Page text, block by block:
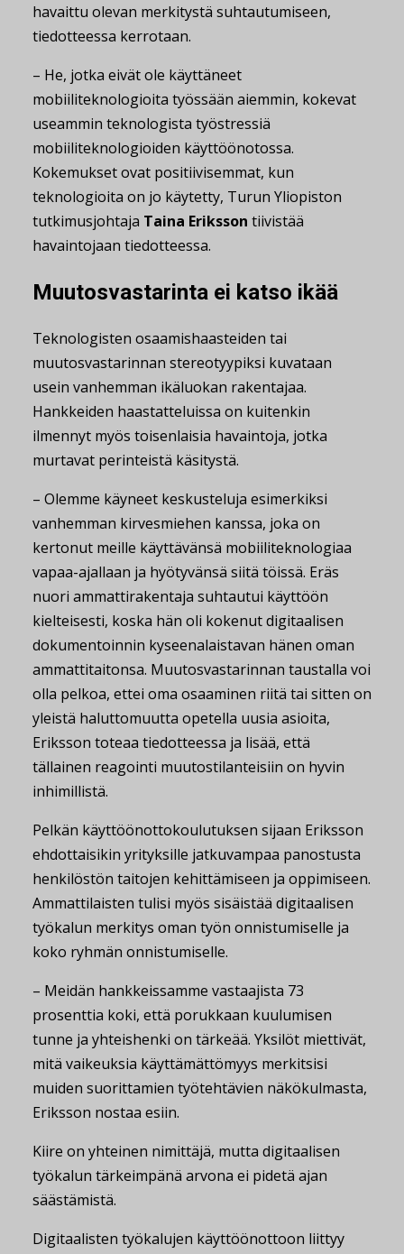
havaittu olevan merkitystä suhtautumiseen,
tiedotteessa kerrotaan.
– He, jotka eivät ole käyttäneet
mobiiliteknologioita työssään aiemmin, kokevat
useammin teknologista työstressiä
mobiiliteknologioiden käyttöönotossa.
Kokemukset ovat positiivisemmat, kun
teknologioita on jo käytetty, Turun Yliopiston
tutkimusjohtaja Taina Eriksson tiivistää
havaintojaan tiedotteessa.
Muutosvastarinta ei katso ikää
Teknologisten osaamishaasteiden tai
muutosvastarinnan stereotyypiksi kuvataan
usein vanhemman ikäluokan rakentajaa.
Hankkeiden haastatteluissa on kuitenkin
ilmennyt myös toisenlaisia havaintoja, jotka
murtavat perinteistä käsitystä.
– Olemme käyneet keskusteluja esimerkiksi
vanhemman kirvesmiehen kanssa, joka on
kertonut meille käyttävänsä mobiiliteknologiaa
vapaa-ajallaan ja hyötyvänsä siitä töissä. Eräs
nuori ammattirakentaja suhtautui käyttöön
kielteisesti, koska hän oli kokenut digitaalisen
dokumentoinnin kyseenalaistavan hänen oman
ammattitaitonsa. Muutosvastarinnan taustalla voi
olla pelkoa, ettei oma osaaminen riitä tai sitten on
yleistä haluttomuutta opetella uusia asioita,
Eriksson toteaa tiedotteessa ja lisää, että
tällainen reagointi muutostilanteisiin on hyvin
inhimillistä.
Pelkän käyttöönottokoulutuksen sijaan Eriksson
ehdottaisikin yrityksille jatkuvampaa panostusta
henkilöstön taitojen kehittämiseen ja oppimiseen.
Ammattilaisten tulisi myös sisäistää digitaalisen
työkalun merkitys oman työn onnistumiselle ja
koko ryhmän onnistumiselle.
– Meidän hankkeissamme vastaajista 73
prosenttia koki, että porukkaan kuulumisen
tunne ja yhteishenki on tärkeää. Yksilöt miettivät,
mitä vaikeuksia käyttämättömyys merkitsisi
muiden suorittamien työtehtävien näkökulmasta,
Eriksson nostaa esiin.
Kiire on yhteinen nimittäjä, mutta digitaalisen
työkalun tärkeimpänä arvona ei pidetä ajan
säästämistä.
Digitaalisten työkalujen käyttöönottoon liittyy